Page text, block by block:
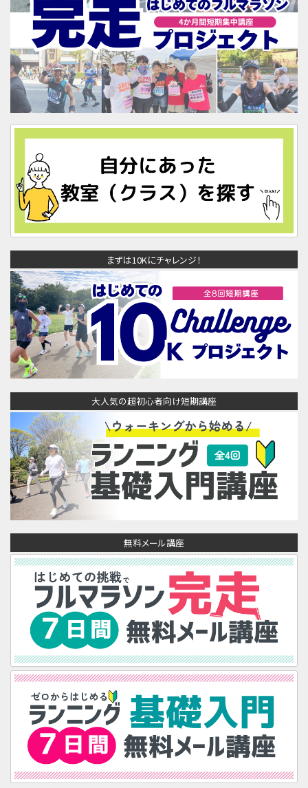
まずは10Kにチャレンジ！
大人気の超初心者向け短期講座
無料メール講座